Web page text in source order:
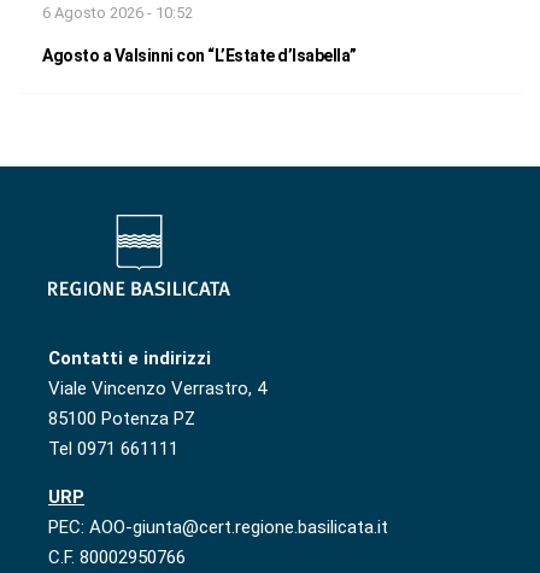
6 Agosto 2026 - 10:52
Agosto a Valsinni con “L’Estate d’Isabella”
Contatti e indirizzi
Viale Vincenzo Verrastro, 4
85100 Potenza PZ
Tel 0971 661111
URP
PEC: AOO-giunta@cert.regione.basilicata.it
C.F. 80002950766